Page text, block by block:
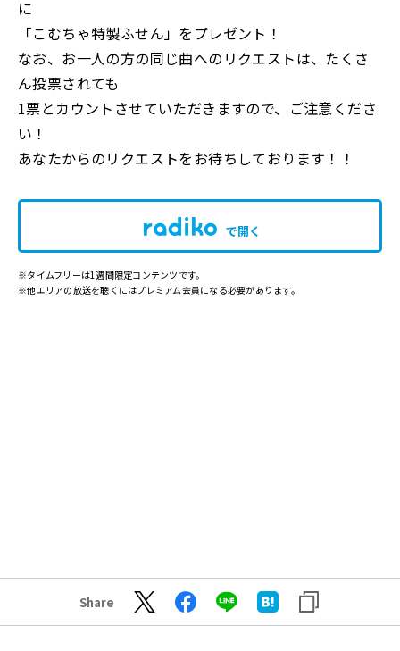
に
「こむちゃ特製ふせん」をプレゼント！
なお、お一人の方の同じ曲へのリクエストは、たくさ
ん投票されても
1票とカウントさせていただきますので、ご注意くださ
い！
あなたからのリクエストをお待ちしております！！
で開く
※タイムフリーは1週間限定コンテンツです。
※他エリアの放送を聴くにはプレミアム会員になる必要があります。
Share